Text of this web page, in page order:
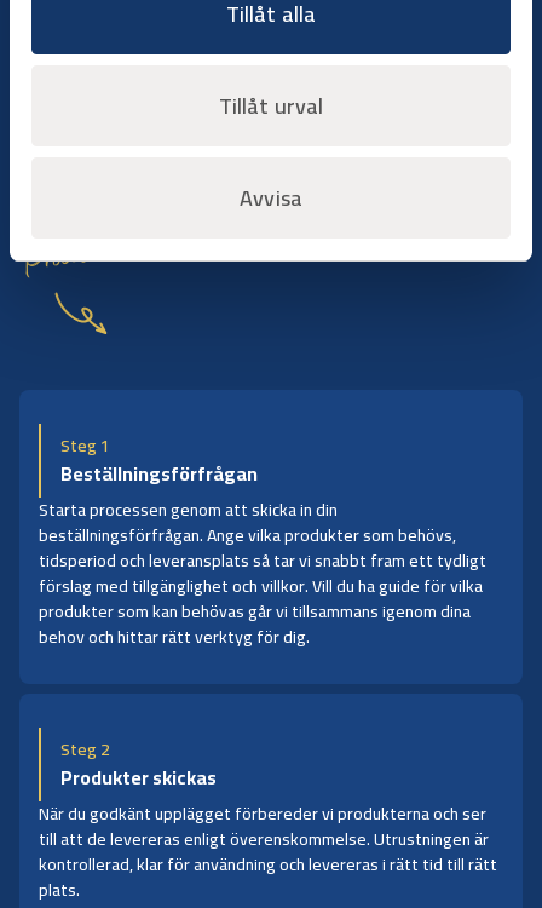
Tillåt alla
Tillåt urval
Avvisa
Hyr när du behöver det
Hyr utrustning när arbetet kräver det, utan att binda kapital
eller hantera underhåll. Du väljer period, vi ser till att
Processen
Steg 1
Beställningsförfrågan
Starta processen genom att skicka in din
beställningsförfrågan. Ange vilka produkter som behövs,
tidsperiod och leveransplats så tar vi snabbt fram ett tydligt
förslag med tillgänglighet och villkor. Vill du ha guide för vilka
produkter som kan behövas går vi tillsammans igenom dina
behov och hittar rätt verktyg för dig.
Steg 2
Produkter skickas
När du godkänt upplägget förbereder vi produkterna och ser
till att de levereras enligt överenskommelse. Utrustningen är
kontrollerad, klar för användning och levereras i rätt tid till rätt
plats.